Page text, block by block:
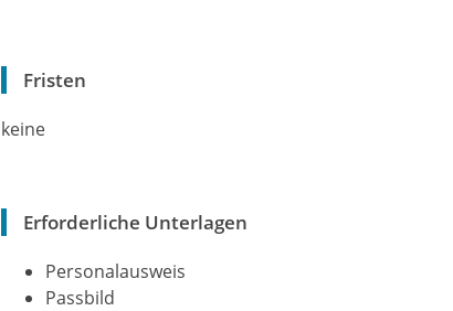
Fristen
keine
Erforderliche Unterlagen
Personalausweis
Passbild